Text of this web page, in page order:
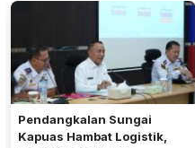
Pendangkalan Sungai
Kapuas Hambat Logistik,